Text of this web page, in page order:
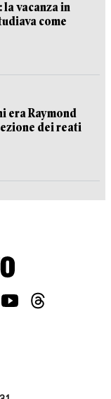
vacanza in
come
era Raymond
dei reati